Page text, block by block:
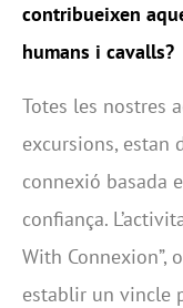
contribueixen
humans i cavalls?
Totes les nostres
excursions, estan
connexió basada
confiança.
With Connexion”,
establir un vincle